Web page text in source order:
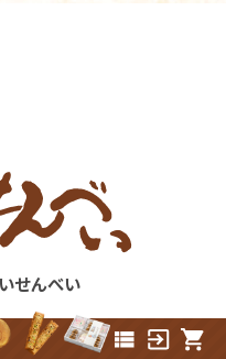
せんべい